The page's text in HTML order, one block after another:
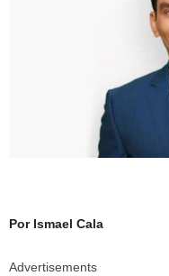
Por Ismael Cala
Advertisements